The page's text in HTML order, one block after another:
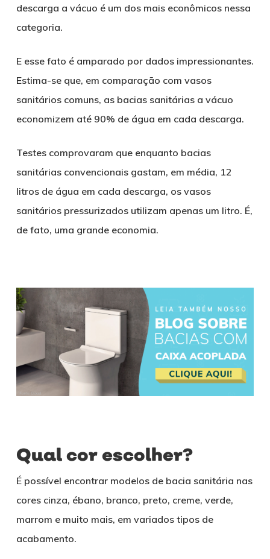
descarga a vácuo é um dos mais econômicos nessa
categoria.
E esse fato é amparado por dados impressionantes.
Estima-se que, em comparação com vasos
sanitários comuns, as bacias sanitárias a vácuo
economizem até 90% de água em cada descarga.
Testes comprovaram que enquanto bacias
sanitárias convencionais gastam, em média, 12
litros de água em cada descarga, os vasos
sanitários pressurizados utilizam apenas um litro. É,
de fato, uma grande economia.
Qual cor escolher?
É possível encontrar modelos de bacia sanitária nas
cores cinza, ébano, branco, preto, creme, verde,
marrom e muito mais, em variados tipos de
acabamento.